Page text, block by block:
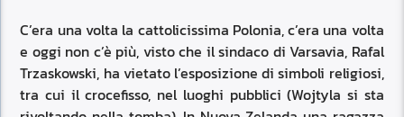
C’era una volta la cattolicissima Polonia, c’era una volta
e oggi non c’è più, visto che il sindaco di Varsavia, Rafal
Trzaskowski, ha vietato l’esposizione di simboli religiosi,
tra cui il crocefisso, nel luoghi pubblici (Wojtyla si sta